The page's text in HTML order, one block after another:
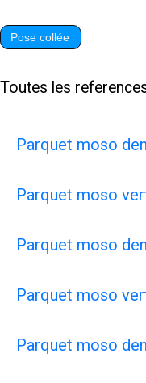
Pose collée
Toutes les
Parquet moso
Parquet moso
Parquet moso
Parquet moso
Parquet moso